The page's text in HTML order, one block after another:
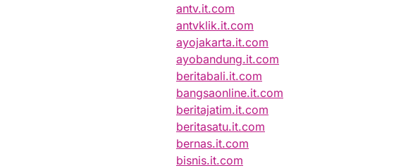
antv.it.com
antvklik.it.com
ayojakarta.it.com
ayobandung.it.com
beritabali.it.com
bangsaonline.it.com
beritajatim.it.com
beritasatu.it.com
bernas.it.com
bisnis.it.com